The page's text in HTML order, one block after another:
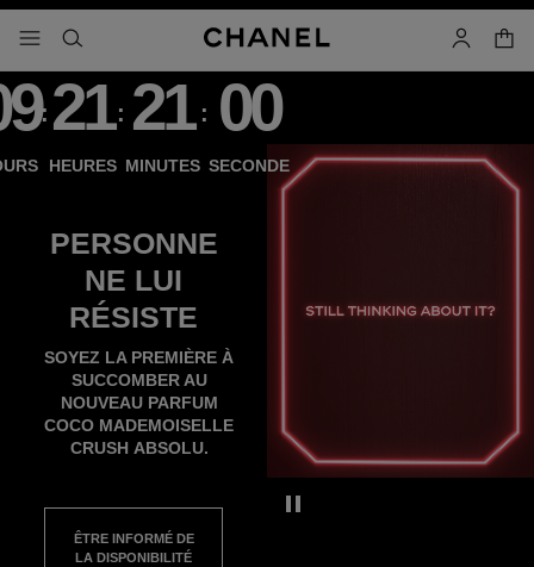
menu principal de navigation
- navigation principale
rechercher mon
panier
Mettre la vidéo décorative en
COCO MADEMOISELLE CRUSH
Compte à rebours
: 21
HEURES
: 21
MINUTES
: 00
SECONDE
PERSONNE
NE LUI
RÉSISTE
SOYEZ LA PREMIÈRE À
SUCCOMBER AU
NOUVEAU PARFUM
COCO MADEMOISELLE
CRUSH ABSOLU.
ÊTRE INFORMÉ DE
LA DISPONIBILITÉ